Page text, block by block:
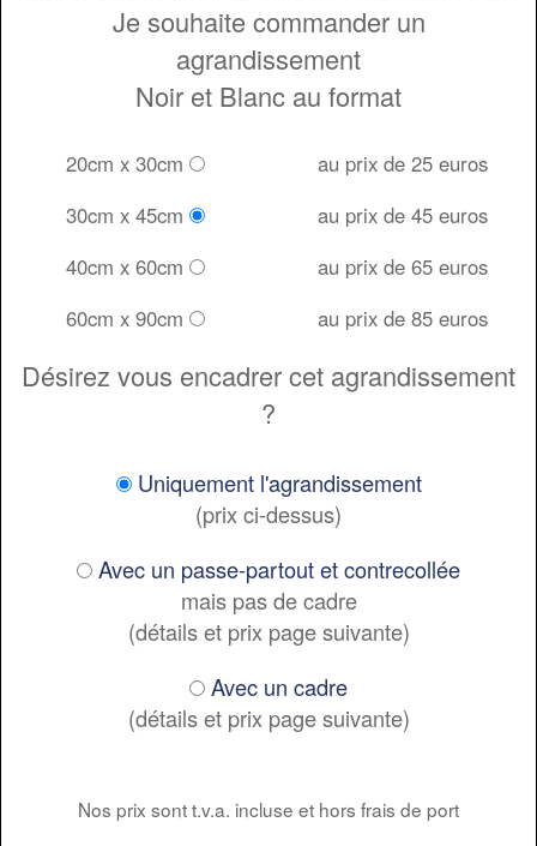
Je souhaite commander un
agrandissement
Noir et Blanc au format
20cm x 30cm
au prix de 25 euros
30cm x 45cm
au prix de 45 euros
40cm x 60cm
au prix de 65 euros
60cm x 90cm
au prix de 85 euros
Désirez vous encadrer cet agrandissement
?
Uniquement l'agrandissement
(prix ci-dessus)
Avec un passe-partout et contrecollée
mais pas de cadre
(détails et prix page suivante)
Avec un cadre
(détails et prix page suivante)
Nos prix sont t.v.a. incluse et hors frais de port